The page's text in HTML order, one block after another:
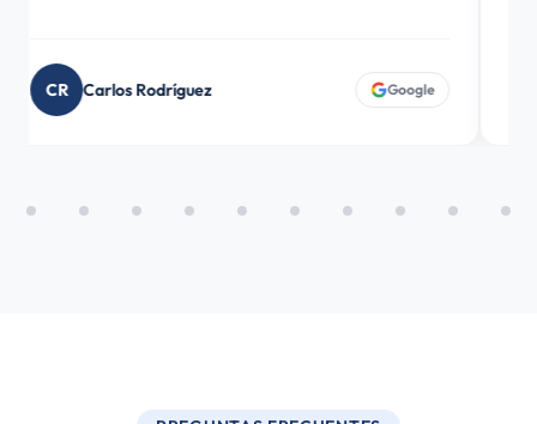
CR Carlos Rodríguez Google